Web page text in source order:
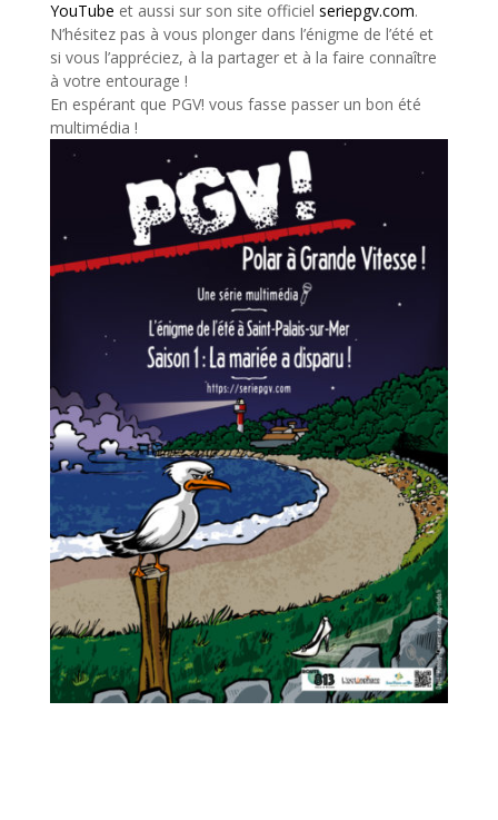
YouTube et aussi sur son site officiel seriepgv.com.
N’hésitez pas à vous plonger dans l’énigme de l’été et
si vous l’appréciez, à la partager et à la faire connaître
à votre entourage !
En espérant que PGV! vous fasse passer un bon été
multimédia !